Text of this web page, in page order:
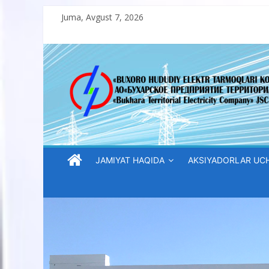
content
Juma, Avgust 7, 2026
“Buxoro
hududiy
elektr
tarmoqlari
korxonasi”
“Buxoro
JAMIYAT HAQIDA AKSIYADORLAR